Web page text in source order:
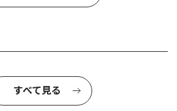
すべて見る